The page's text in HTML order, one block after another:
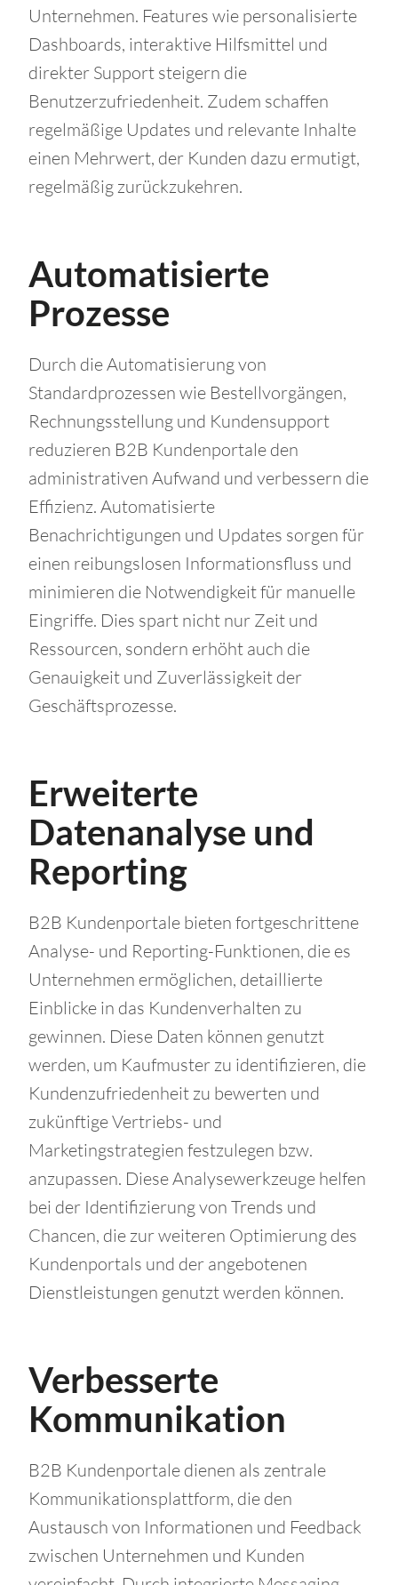
Unternehmen. Features wie personalisierte
Dashboards, interaktive Hilfsmittel und
direkter Support steigern die
Benutzerzufriedenheit. Zudem schaffen
regelmäßige Updates und relevante Inhalte
einen Mehrwert, der Kunden dazu ermutigt,
regelmäßig zurückzukehren.
Automatisierte
Prozesse
Durch die Automatisierung von
Standardprozessen wie Bestellvorgängen,
Rechnungsstellung und Kundensupport
reduzieren B2B Kundenportale den
administrativen Aufwand und verbessern die
Effizienz. Automatisierte
Benachrichtigungen und Updates sorgen für
einen reibungslosen Informationsfluss und
minimieren die Notwendigkeit für manuelle
Eingriffe. Dies spart nicht nur Zeit und
Ressourcen, sondern erhöht auch die
Genauigkeit und Zuverlässigkeit der
Geschäftsprozesse.
Erweiterte
Datenanalyse und
Reporting
B2B Kundenportale bieten fortgeschrittene
Analyse- und Reporting-Funktionen, die es
Unternehmen ermöglichen, detaillierte
Einblicke in das Kundenverhalten zu
gewinnen. Diese Daten können genutzt
werden, um Kaufmuster zu identifizieren, die
Kundenzufriedenheit zu bewerten und
zukünftige Vertriebs- und
Marketingstrategien festzulegen bzw.
anzupassen. Diese Analysewerkzeuge helfen
bei der Identifizierung von Trends und
Chancen, die zur weiteren Optimierung des
Kundenportals und der angebotenen
Dienstleistungen genutzt werden können.
Verbesserte
Kommunikation
B2B Kundenportale dienen als zentrale
Kommunikationsplattform, die den
Austausch von Informationen und Feedback
zwischen Unternehmen und Kunden